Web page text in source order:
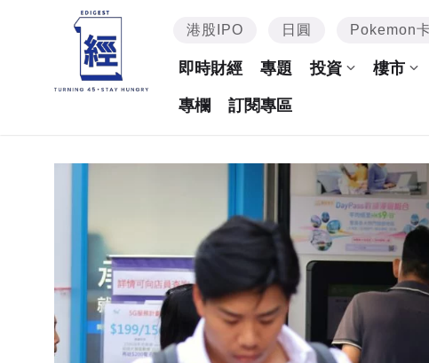
港股IPO 日圓 Pokemon
即時財經 專題 投資 樓市
專欄 訂閱專區